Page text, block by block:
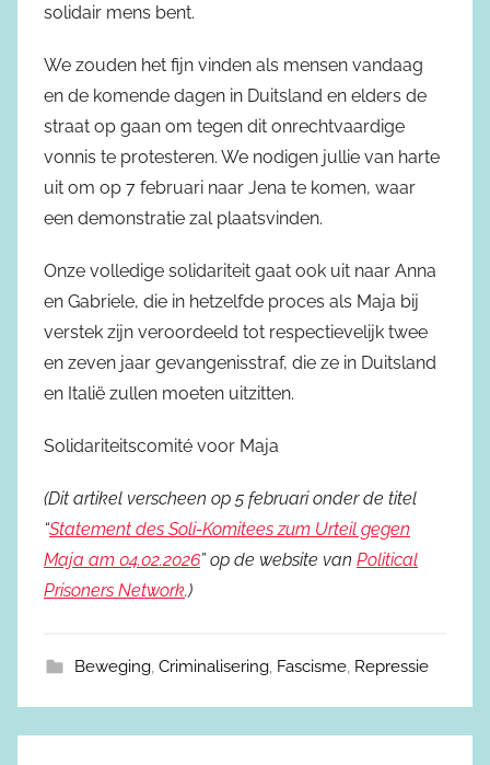
solidair mens bent.
We zouden het fijn vinden als mensen vandaag
en de komende dagen in Duitsland en elders de
straat op gaan om tegen dit onrechtvaardige
vonnis te protesteren. We nodigen jullie van harte
uit om op 7 februari naar Jena te komen, waar
een demonstratie zal plaatsvinden.
Onze volledige solidariteit gaat ook uit naar Anna
en Gabriele, die in hetzelfde proces als Maja bij
verstek zijn veroordeeld tot respectievelijk twee
en zeven jaar gevangenisstraf, die ze in Duitsland
en Italië zullen moeten uitzitten.
Solidariteitscomité voor Maja
(Dit artikel verscheen op 5 februari onder de titel
“Statement des Soli-Komitees zum Urteil gegen
Maja am 04.02.2026” op de website van Political
Prisoners Network.)
Beweging, Criminalisering, Fascisme, Repressie